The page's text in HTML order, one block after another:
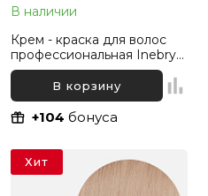
В наличии
Крем - краска для волос
профессиональная Inebrya
Color Professional 7/11
Русый Интенсивный
пепельный, 100 мл
В корзину
+104 бонуса
Хит